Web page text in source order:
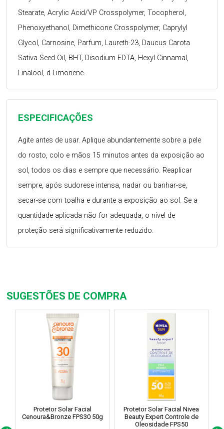
ESPECIFICAÇÕES
Agite antes de usar. Aplique abundantemente sobre a pele
do rosto, colo e mãos 15 minutos antes da exposição ao
sol, todos os dias e sempre que necessário. Reaplicar
sempre, após sudorese intensa, nadar ou banhar-se,
secar-se com toalha e durante a exposição ao sol. Se a
quantidade aplicada não for adequada, o nível de
proteção será significativamente reduzido.
Stearate, Acrylic Acid/VP Crosspolymer, Tocopherol,
Phenoxyethanol, Dimethicone Crosspolymer, Caprylyl
Glycol, Carnosine, Parfum, Laureth-23, Daucus Carota
Sativa Seed Oil, BHT, Disodium EDTA, Hexyl Cinnamal,
Linalool, d-Limonene.
SUGESTÕES DE COMPRA
Protetor Solar Facial
Cenoura&Bronze FPS30 50g
Protetor Solar Facial Nivea
Beauty Expert Controle de
Oleosidade FPS50